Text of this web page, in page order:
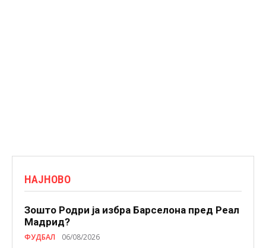
НАЈНОВО
Зошто Родри ја избра Барселона пред Реал
Мадрид?
ФУДБАЛ 06/08/2026